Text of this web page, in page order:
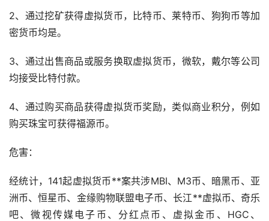
2、通过挖矿获得虚拟货币， 比特币、莱特币、 狗狗币等加
密货币均是。
3、通过出售商品或服务换取虚拟货币，微软，戴尔等公司
均接受比特付款。
4、通过购买商品获得虚拟货币奖励，类似商业积分，例如
购买珠宝可获得福源币。
危害：
经统计，141起虚拟货币**案共涉MBI、M3币、暗黑币、亚
洲币、恒星币、金缘购物联盟电子币、长江**虚拟币、奇乐
吧、微视传媒电子币、分红点币、虚拟金币、HGC、